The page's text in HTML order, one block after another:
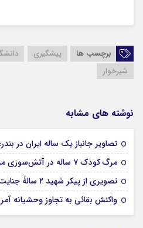
برچسب ها پیشگیری
شیرخوار
نوشته های مشابه
تصاویر جانباز یک ساله ایران در
مرگ کودک ۷ ساله در آتش‌سوزی مشهد
تصویری از پیکر شهید ۲ سالۀ جنایت آمریکا در قشم
واکنش بقائی به تجاوز وحشیانه